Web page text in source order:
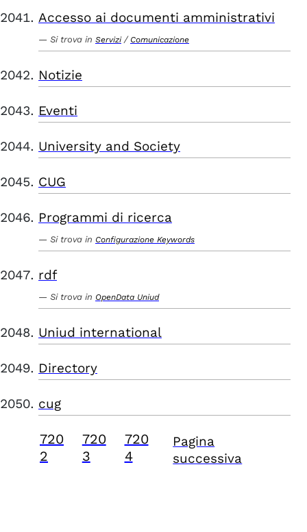
Accesso ai documenti amministrativi
Si trova in Servizi / Comunicazione
Notizie
Eventi
University and Society
CUG
Programmi di ricerca
Si trova in Configurazione Keywords
rdf
Si trova in OpenData Uniud
Uniud international
Directory
cug
720
2
720
3
720
4
Pagina
successiva